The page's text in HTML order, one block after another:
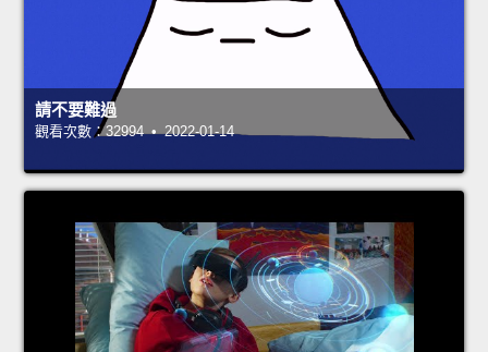
請不要難過
觀看次數：32994 • 2022-01-14